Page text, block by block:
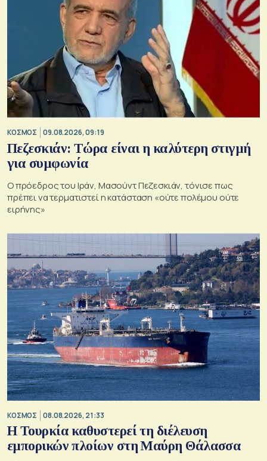
ΚΟΣΜΟΣ 09.08.2026, 09:19
Πεζεσκιάν: Τώρα είναι η καλύτερη στιγμή
για συμφωνία
Ο πρόεδρος του Ιράν, Μασούντ Πεζεσκιάν, τόνισε πως
πρέπει να τερματιστεί η κατάσταση «ούτε πολέμου ούτε
ειρήνης»
ΚΟΣΜΟΣ 08.08.2026, 21:33
Η Τουρκία καθυστερεί τη διέλευση
εμπορικών πλοίων στη Μαύρη Θάλασσα